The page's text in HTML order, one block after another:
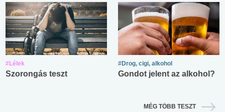
#Lélek
Szorongás teszt
#Drog, cigi, alkohol
Gondot jelent az alkohol?
MÉG TÖBB TESZT